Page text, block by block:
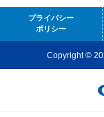
プライバシー
ポリシー
Copyright ©